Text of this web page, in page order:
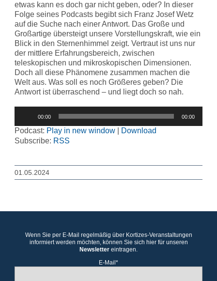
etwas kann es doch gar nicht geben, oder? In dieser
Folge seines Podcasts begibt sich Franz Josef Wetz
auf die Suche nach einer Antwort. Das Große und
Großartige übersteigt unsere Vorstellungskraft, wie ein
Blick in den Sternenhimmel zeigt. Vertraut ist uns nur
der mittlere Erfahrungsbereich, zwischen
teleskopischen und mikroskopischen Dimensionen.
Doch all diese Phänomene zusammen machen die
Welt aus. Was soll es noch Größeres geben? Die
Antwort ist überraschend – und liegt doch so nah.
00:00 00:00
Podcast: Play in new window
Download
Subscribe: RSS
01.05.2024
Wenn Sie per E-Mail regelmäßig über Kortizes-Veranstaltungen
informiert werden möchten, können Sie sich hier für unseren
Newsletter eintragen.
E-Mail*